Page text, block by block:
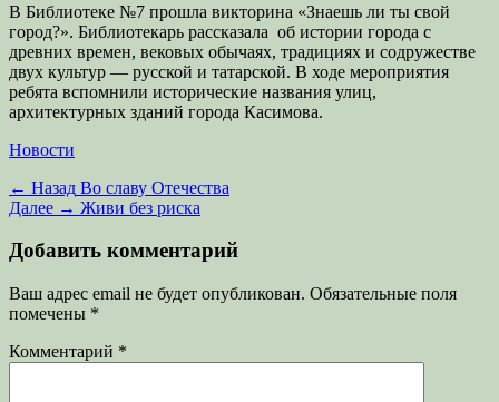
В Библиотеке №7 прошла викторина «Знаешь ли ты свой
город?». Библиотекарь рассказала об истории города с
древних времен, вековых обычаях, традициях и содружестве
двух культур — русской и татарской. В ходе мероприятия
ребята вспомнили исторические названия улиц,
архитектурных зданий города Касимова.
Категории
Новости
Навигация
по
записям
← Назад Предыдущая
запись:
Во славу Отечества
Далее → Следующая
Живи без риска
Добавить комментарий
Ваш адрес email не будет опубликован. Обязательные поля
помечены *
Комментарий *